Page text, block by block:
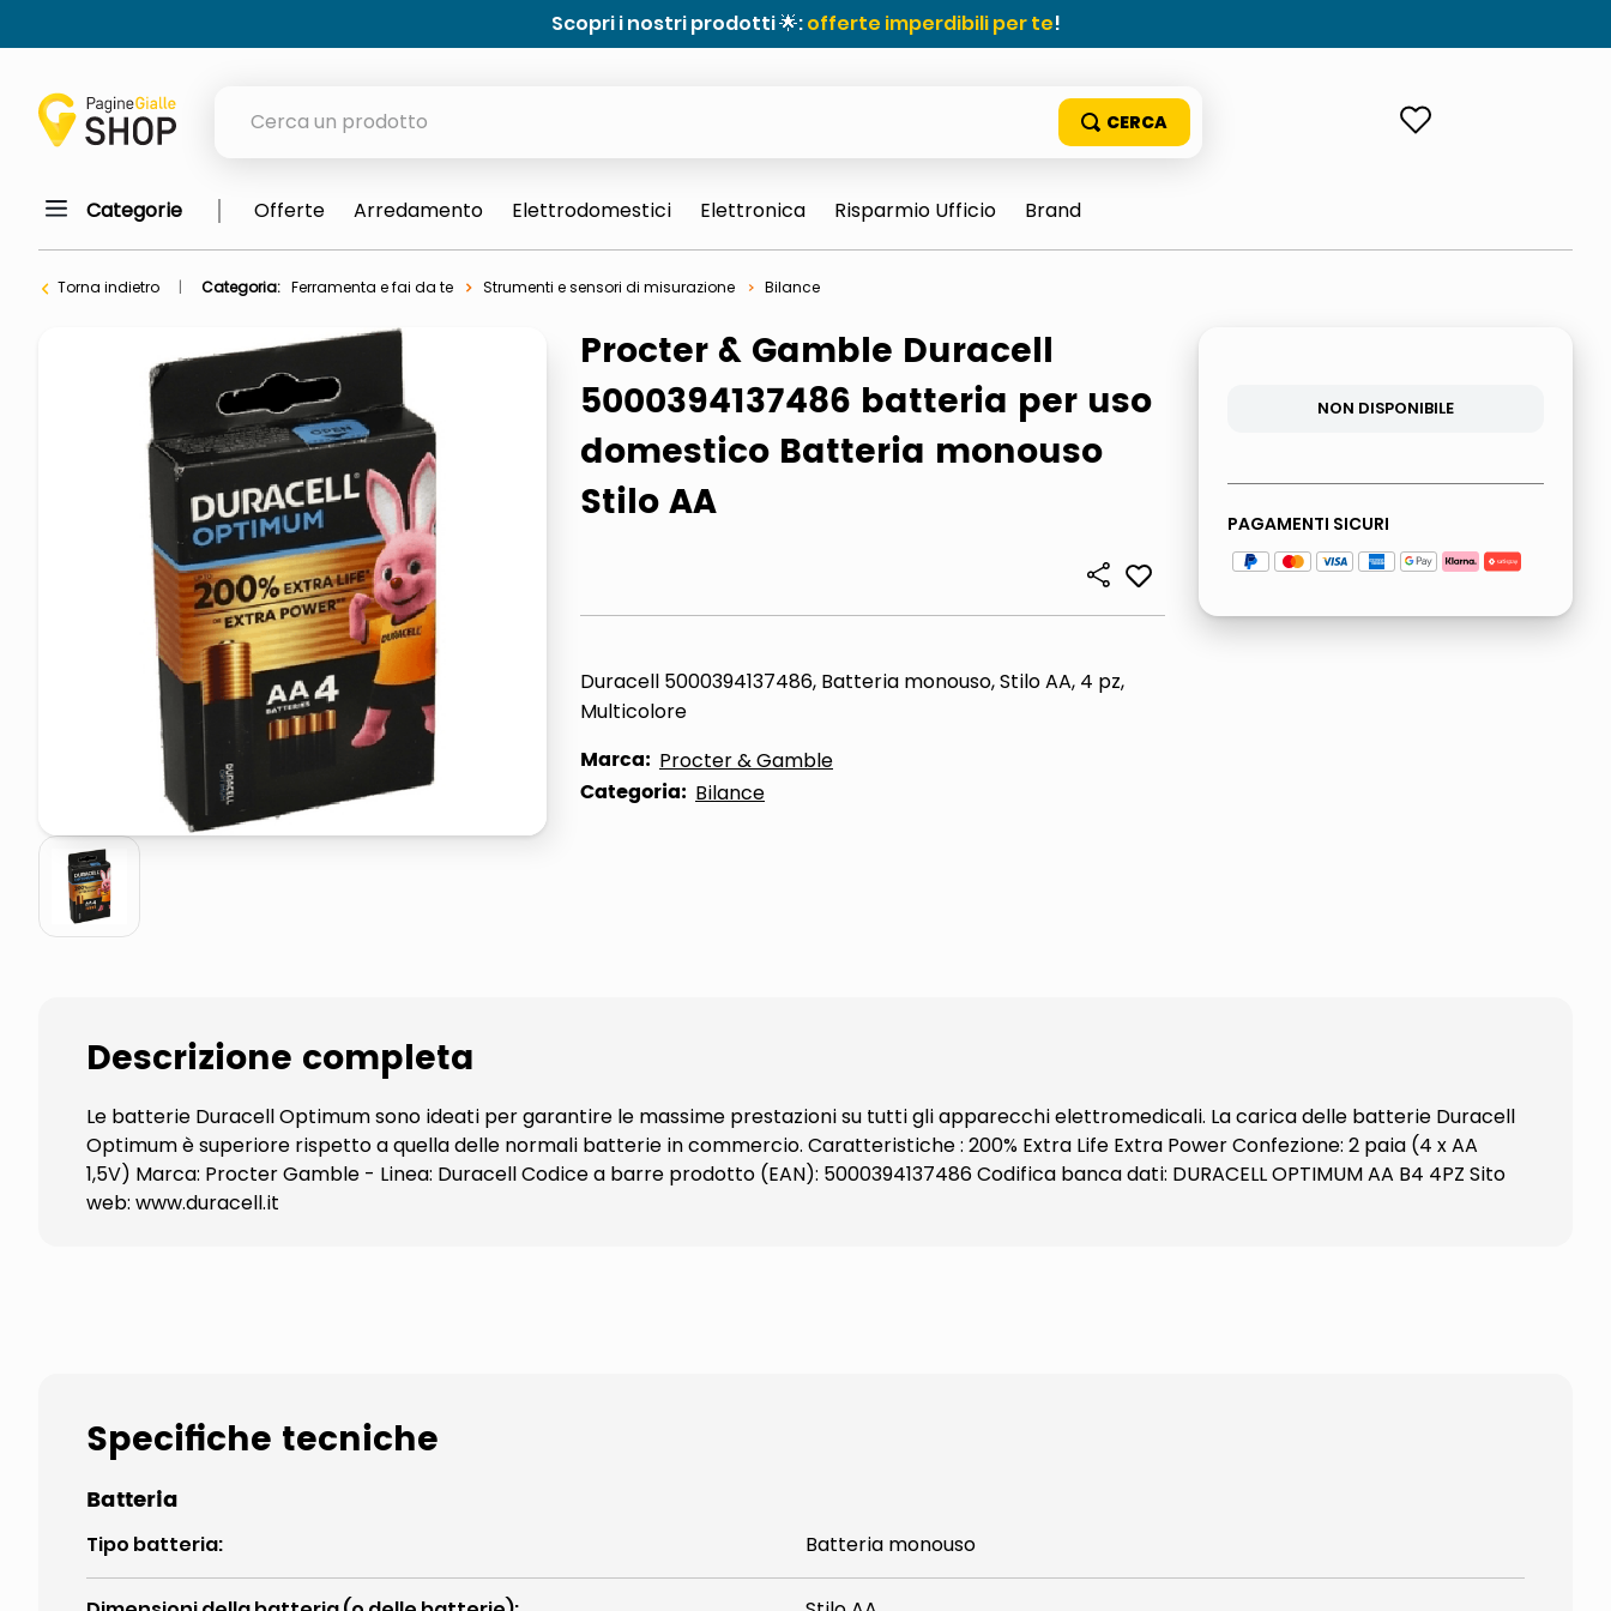
Scopri i nostri prodotti 🌟:offerte imperdibili per te!
orologio parete
porta tv
elenco
ombrelloni
italia independent occhiali sole 0703 thin rotondo sun
lucidatrice pavimenti
pattumiera raccolta differenziata
asciuga capelli spazzola
Categorie Offerte Arredamento Elettrodomestici Elettronica Risparmio Ufficio Brand
Torna indietro Categoria: Ferramenta e fai da te Strumenti e sensori di misurazione Bilance
Procter & Gamble Duracell
5000394137486 batteria per uso
domestico Batteria monouso
Stilo AA
Duracell 5000394137486, Batteria monouso, Stilo AA, 4 pz,
Multicolore
Marca: Procter & Gamble
Categoria: Bilance
NON DISPONIBILE
PAGAMENTI SICURI
Descrizione completa
Le batterie Duracell Optimum sono ideati per garantire le massime prestazioni su tutti gli apparecchi elettromedicali. La carica delle batterie Duracell
Optimum è superiore rispetto a quella delle normali batterie in commercio. Caratteristiche : 200% Extra Life Extra Power Confezione: 2 paia (4 x AA
1,5V) Marca: Procter Gamble - Linea: Duracell Codice a barre prodotto (EAN): 5000394137486 Codifica banca dati: DURACELL OPTIMUM AA B4 4PZ Sito
web: www.duracell.it
Specifiche tecniche
Batteria
Tipo batteria: Batteria monouso